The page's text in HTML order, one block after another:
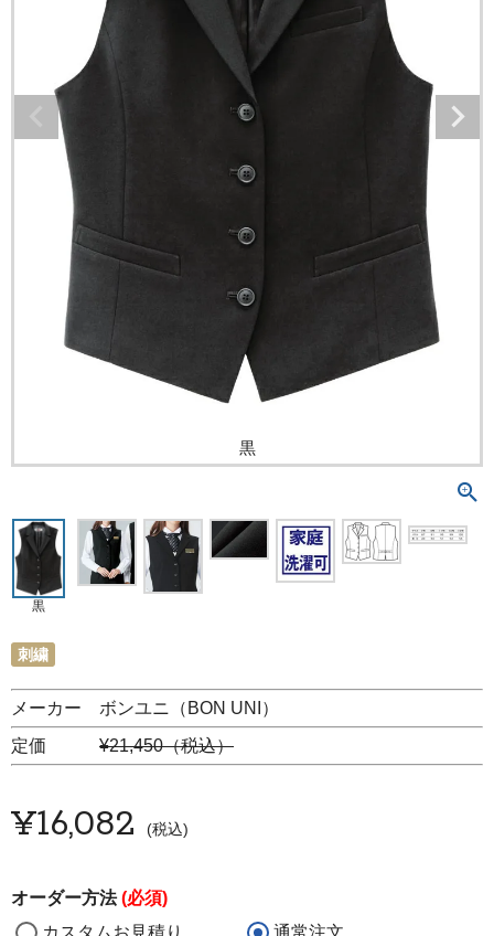
黒
黒
刺繍
メーカー ボンユニ（BON UNI）
定価 ¥21,450（税込）
¥16,082 税込
オーダー方法(必須)